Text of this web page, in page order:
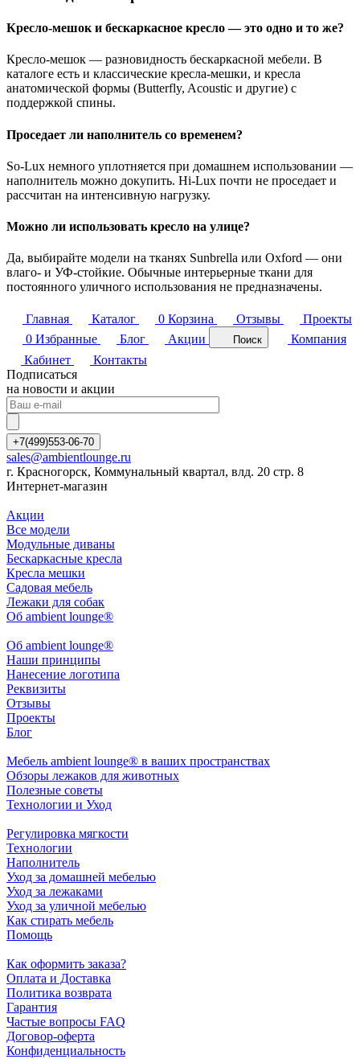
Кресло-мешок и бескаркасное кресло — это одно и то же?
Кресло-мешок — разновидность бескаркасной мебели. В
каталоге есть и классические кресла-мешки, и кресла
анатомической формы (Butterfly, Acoustic и другие) с
поддержкой спины.
Проседает ли наполнитель со временем?
So-Lux немного уплотняется при домашнем использовании —
наполнитель можно докупить. Hi-Lux почти не проседает и
рассчитан на интенсивную нагрузку.
Можно ли использовать кресло на улице?
Да, выбирайте модели на тканях Sunbrella или Oxford — они
влаго- и УФ-стойкие. Обычные интерьерные ткани для
постоянного уличного использования не предназначены.
Главная Каталог 0 Корзина Отзывы
Проекты
0 Избранные Блог Акции Поиск
Компания
Кабинет
Контакты
Подписаться
на новости и акции
+7(499)553-06-70
sales@ambientlounge.ru
г. Красногорск, Коммунальный квартал, влд. 20 стр. 8
Интернет-магазин
Акции
Все модели
Модульные диваны
Бескаркасные кресла
Кресла мешки
Садовая мебель
Лежаки для собак
Об ambient lounge®
Oб ambient lounge®
Наши принципы
Нанесение логотипа
Реквизиты
Отзывы
Проекты
Блог
Мебель ambient lounge® в ваших пространствах
Обзоры лежаков для животных
Полезные советы
Технологии и Уход
Регулировка мягкости
Технологии
Наполнитель
Уход за домашней мебелью
Уход за лежаками
Уход за уличной мебелью
Как стирать мебель
Помощь
Как оформить заказа?
Оплата и Доставка
Политика возврата
Гарантия
Частые вопросы FAQ
Договор-оферта
Конфиденциальность